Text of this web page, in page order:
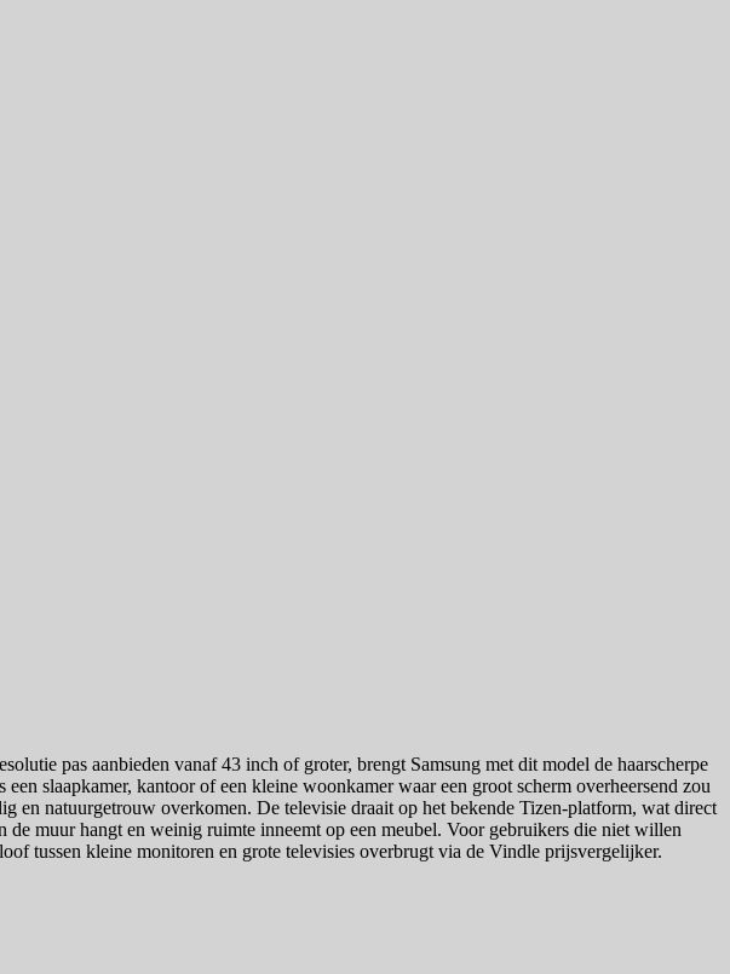
pas aanbieden vanaf 43 inch of groter, brengt Samsung met dit model de haarscherpe
slaapkamer, kantoor of een kleine woonkamer waar een groot scherm overheersend zou
en natuurgetrouw overkomen. De televisie draait op het bekende Tizen-platform, wat direct
muur hangt en weinig ruimte inneemt op een meubel. Voor gebruikers die niet willen
tussen kleine monitoren en grote televisies overbrugt via de Vindle prijsvergelijker.